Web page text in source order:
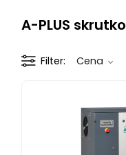
A-PLUS
Filter Cena